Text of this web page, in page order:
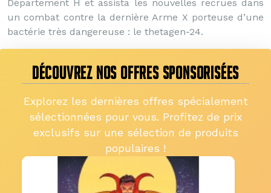
Département H et assista les nouvelles recrues dans
un combat contre la dernière Arme X porteuse d’une
bactérie très dangereuse : le thetagen-24.
DÉCOUVREZ NOS OFFRES SPONSORISÉES
Explorez les dernières offres spécialement
sélectionnées pour vous. Profitez de prix
exclusifs sur une sélection de produits
populaires !